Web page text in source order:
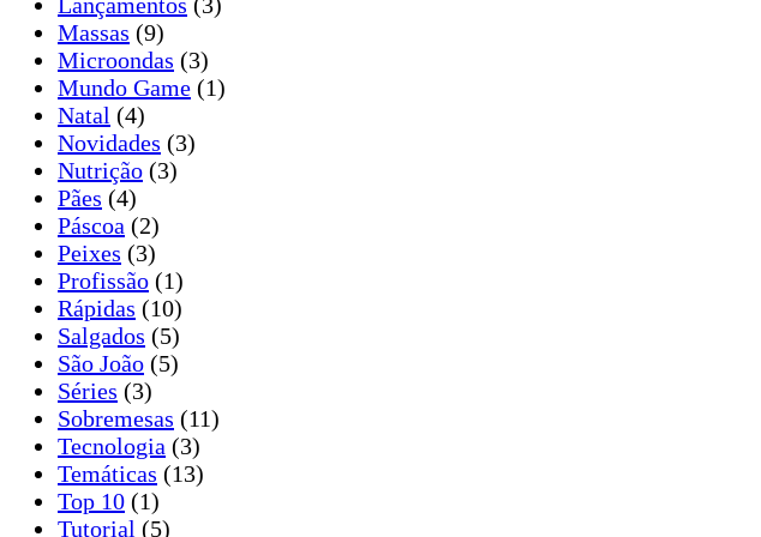
Massas (9)
Microondas (3)
Mundo Game (1)
Natal (4)
Novidades (3)
Nutrição (3)
Pães (4)
Páscoa (2)
Peixes (3)
Profissão (1)
Rápidas (10)
Salgados (5)
São João (5)
Séries (3)
Sobremesas (11)
Tecnologia (3)
Temáticas (13)
Top 10 (1)
Tutorial (5)